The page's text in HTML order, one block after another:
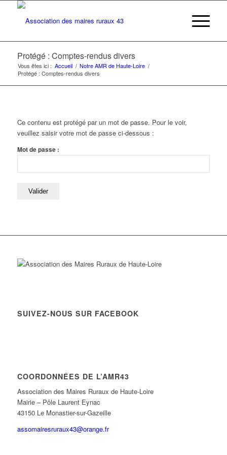
Protégé : Comptes-rendus divers
Vous êtes ici : Accueil / Notre AMR de Haute-Loire /
Protégé : Comptes-rendus divers
Ce contenu est protégé par un mot de passe. Pour le voir,
veuillez saisir votre mot de passe ci-dessous :
Mot de passe :
SUIVEZ-NOUS SUR FACEBOOK
COORDONNÉES DE L’AMR43
Association des Maires Ruraux de Haute-Loire
Mairie – Pôle Laurent Eynac
43150 Le Monastier-sur-Gazeille
assomairesruraux43@orange.fr